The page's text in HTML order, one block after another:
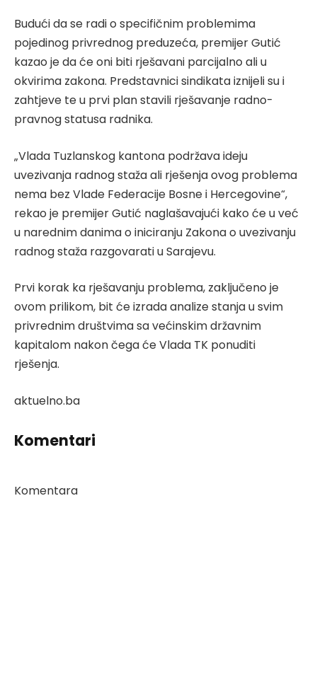
Budući da se radi o specifičnim problemima
pojedinog privrednog preduzeća, premijer Gutić
kazao je da će oni biti rješavani parcijalno ali u
okvirima zakona. Predstavnici sindikata iznijeli su i
zahtjeve te u prvi plan stavili rješavanje radno-
pravnog statusa radnika.
„Vlada Tuzlanskog kantona podržava ideju
uvezivanja radnog staža ali rješenja ovog problema
nema bez Vlade Federacije Bosne i Hercegovine“,
rekao je premijer Gutić naglašavajući kako će u već
u narednim danima o iniciranju Zakona o uvezivanju
radnog staža razgovarati u Sarajevu.
Prvi korak ka rješavanju problema, zaključeno je
ovom prilikom, bit će izrada analize stanja u svim
privrednim društvima sa većinskim državnim
kapitalom nakon čega će Vlada TK ponuditi
rješenja.
aktuelno.ba
Komentari
Komentara